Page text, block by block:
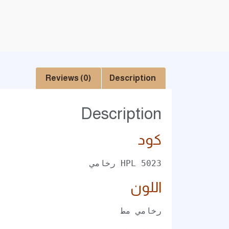
Description
Reviews (0)
Description
كود
HPL 5023 رخامي
اللون
رخامي مط